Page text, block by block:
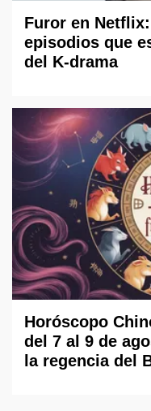
Furor en
episodios que
del K-drama
Horóscopo
del 7 al 9 de
la regencia del